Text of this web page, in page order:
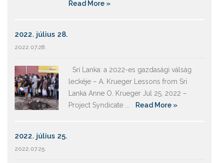
Read More »
2022. július 28.
2022.07.28.
Srí Lanka: a 2022-es gazdasági válság
leckéje – A. Krueger Lessons from Sri
Lanka Anne O. Krueger Jul 25, 2022 –
Project Syndicate ...
Read More »
2022. július 25.
2022.07.25.